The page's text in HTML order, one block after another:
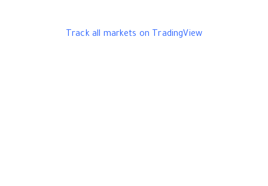
Track all markets on TradingView